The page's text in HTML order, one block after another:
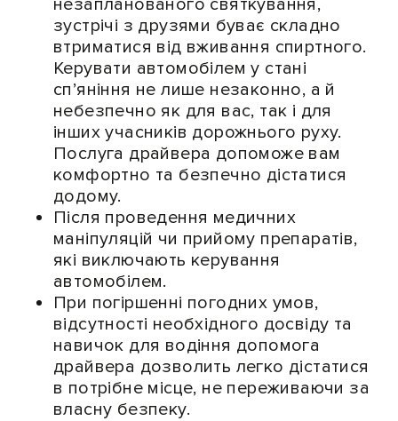
зустрічі з друзями буває складно
втриматися від вживання спиртного.
Керувати автомобілем у стані
сп’яніння не лише незаконно, а й
небезпечно як для вас, так і для
інших учасників дорожнього руху.
Послуга драйвера допоможе вам
комфортно та безпечно дістатися
додому.
Після проведення медичних
маніпуляцій чи прийому препаратів,
які виключають керування
автомобілем.
При погіршенні погодних умов,
відсутності необхідного досвіду та
навичок для водіння допомога
драйвера дозволить легко дістатися
в потрібне місце, не переживаючи за
власну безпеку.